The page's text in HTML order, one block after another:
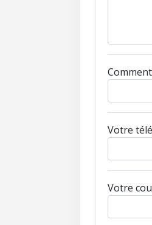
Votre
Votre